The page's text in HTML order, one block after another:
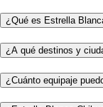
¿Qué es Estrella
¿A qué destinos y
¿Cuánto equipaje